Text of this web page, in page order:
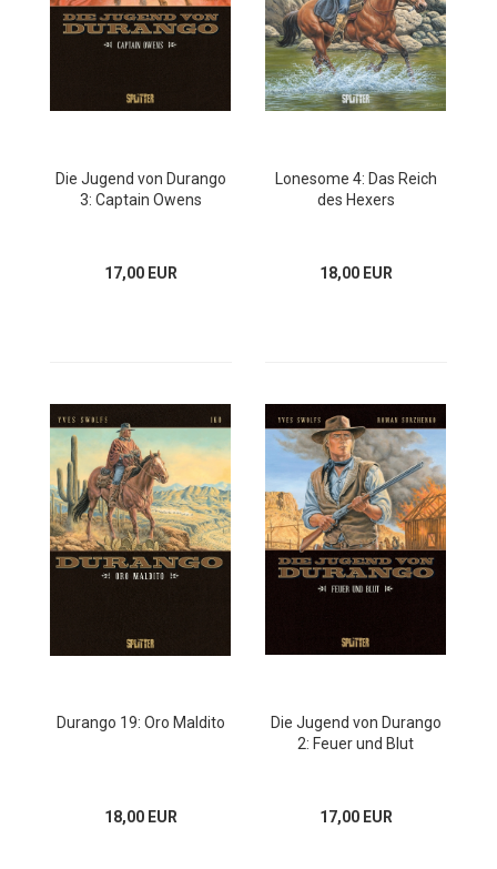
Die Jugend von Durango
3: Captain Owens
17,00 EUR
Lonesome 4: Das Reich
des Hexers
18,00 EUR
Durango 19: Oro Maldito
18,00 EUR
Die Jugend von Durango
2: Feuer und Blut
17,00 EUR